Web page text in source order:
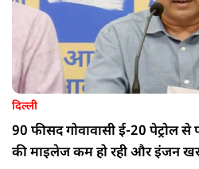
दिल्ली
90 फीसद गोवावासी ई-20 पेट्रोल से
की माइलेज कम हो रही और इंजन